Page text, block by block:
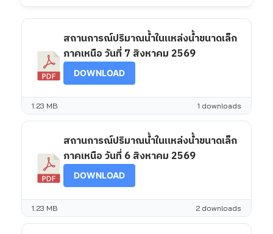
สถานการณ์ปริมาณน้ำในแหล่งน้ำขนาดเล็ก
ภาคเหนือ วันที่ 7 สิงหาคม 2569
DOWNLOAD
1 downloads
1.23 MB
สถานการณ์ปริมาณน้ำในแหล่งน้ำขนาดเล็ก
ภาคเหนือ วันที่ 6 สิงหาคม 2569
DOWNLOAD
2 downloads
1.23 MB